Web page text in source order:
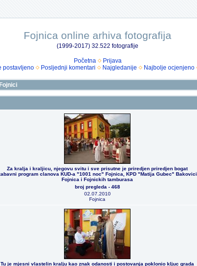
Fojnica online arhiva fotografija
(1999-2017) 32.522 fotografije
Početna
Prijava
postavljeno Posljednji komentari Najgledanije Najbolje ocjenjeno
Za kralja i kraljicu, njegovu svitu i sve prisutne je priredjen priredjen bogat
program clanova KUD-a "1001 noc" Fojnica, KPD "Matija Gubec" Bakovici
Fojnica i Fojnickih tamburasa
broj pregleda - 468
02.07.2010
Fojnica
Tu je mjesni vlastelin kralju kao znak odanosti i postovanja poklonio kljuc grada